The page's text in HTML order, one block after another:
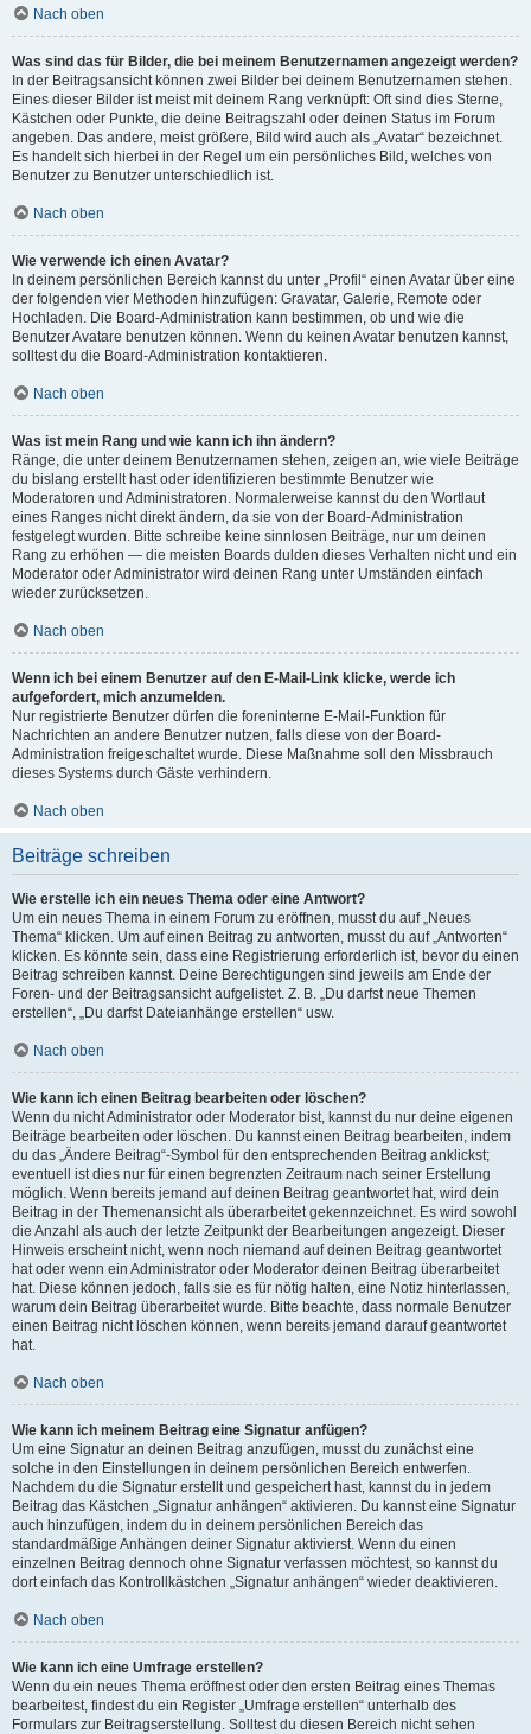
Nach oben
Was sind das für Bilder, die bei meinem Benutzernamen angezeigt werden?
In der Beitragsansicht können zwei Bilder bei deinem Benutzernamen stehen.
Eines dieser Bilder ist meist mit deinem Rang verknüpft: Oft sind dies Sterne,
Kästchen oder Punkte, die deine Beitragszahl oder deinen Status im Forum
angeben. Das andere, meist größere, Bild wird auch als „Avatar“ bezeichnet.
Es handelt sich hierbei in der Regel um ein persönliches Bild, welches von
Benutzer zu Benutzer unterschiedlich ist.
Nach oben
Wie verwende ich einen Avatar?
In deinem persönlichen Bereich kannst du unter „Profil“ einen Avatar über eine
der folgenden vier Methoden hinzufügen: Gravatar, Galerie, Remote oder
Hochladen. Die Board-Administration kann bestimmen, ob und wie die
Benutzer Avatare benutzen können. Wenn du keinen Avatar benutzen kannst,
solltest du die Board-Administration kontaktieren.
Nach oben
Was ist mein Rang und wie kann ich ihn ändern?
Ränge, die unter deinem Benutzernamen stehen, zeigen an, wie viele Beiträge
du bislang erstellt hast oder identifizieren bestimmte Benutzer wie
Moderatoren und Administratoren. Normalerweise kannst du den Wortlaut
eines Ranges nicht direkt ändern, da sie von der Board-Administration
festgelegt wurden. Bitte schreibe keine sinnlosen Beiträge, nur um deinen
Rang zu erhöhen — die meisten Boards dulden dieses Verhalten nicht und ein
Moderator oder Administrator wird deinen Rang unter Umständen einfach
wieder zurücksetzen.
Nach oben
Wenn ich bei einem Benutzer auf den E-Mail-Link klicke, werde ich
aufgefordert, mich anzumelden.
Nur registrierte Benutzer dürfen die foreninterne E-Mail-Funktion für
Nachrichten an andere Benutzer nutzen, falls diese von der Board-
Administration freigeschaltet wurde. Diese Maßnahme soll den Missbrauch
dieses Systems durch Gäste verhindern.
Nach oben
Beiträge schreiben
Wie erstelle ich ein neues Thema oder eine Antwort?
Um ein neues Thema in einem Forum zu eröffnen, musst du auf „Neues
Thema“ klicken. Um auf einen Beitrag zu antworten, musst du auf „Antworten“
klicken. Es könnte sein, dass eine Registrierung erforderlich ist, bevor du einen
Beitrag schreiben kannst. Deine Berechtigungen sind jeweils am Ende der
Foren- und der Beitragsansicht aufgelistet. Z. B. „Du darfst neue Themen
erstellen“, „Du darfst Dateianhänge erstellen“ usw.
Nach oben
Wie kann ich einen Beitrag bearbeiten oder löschen?
Wenn du nicht Administrator oder Moderator bist, kannst du nur deine eigenen
Beiträge bearbeiten oder löschen. Du kannst einen Beitrag bearbeiten, indem
du das „Ändere Beitrag“-Symbol für den entsprechenden Beitrag anklickst;
eventuell ist dies nur für einen begrenzten Zeitraum nach seiner Erstellung
möglich. Wenn bereits jemand auf deinen Beitrag geantwortet hat, wird dein
Beitrag in der Themenansicht als überarbeitet gekennzeichnet. Es wird sowohl
die Anzahl als auch der letzte Zeitpunkt der Bearbeitungen angezeigt. Dieser
Hinweis erscheint nicht, wenn noch niemand auf deinen Beitrag geantwortet
hat oder wenn ein Administrator oder Moderator deinen Beitrag überarbeitet
hat. Diese können jedoch, falls sie es für nötig halten, eine Notiz hinterlassen,
warum dein Beitrag überarbeitet wurde. Bitte beachte, dass normale Benutzer
einen Beitrag nicht löschen können, wenn bereits jemand darauf geantwortet
hat.
Nach oben
Wie kann ich meinem Beitrag eine Signatur anfügen?
Um eine Signatur an deinen Beitrag anzufügen, musst du zunächst eine
solche in den Einstellungen in deinem persönlichen Bereich entwerfen.
Nachdem du die Signatur erstellt und gespeichert hast, kannst du in jedem
Beitrag das Kästchen „Signatur anhängen“ aktivieren. Du kannst eine Signatur
auch hinzufügen, indem du in deinem persönlichen Bereich das
standardmäßige Anhängen deiner Signatur aktivierst. Wenn du einen
einzelnen Beitrag dennoch ohne Signatur verfassen möchtest, so kannst du
dort einfach das Kontrollkästchen „Signatur anhängen“ wieder deaktivieren.
Nach oben
Wie kann ich eine Umfrage erstellen?
Wenn du ein neues Thema eröffnest oder den ersten Beitrag eines Themas
bearbeitest, findest du ein Register „Umfrage erstellen“ unterhalb des
Formulars zur Beitragserstellung. Solltest du diesen Bereich nicht sehen